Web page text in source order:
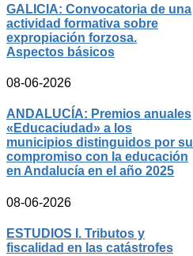
GALICIA: Convocatoria de una
actividad formativa sobre
expropiación forzosa.
Aspectos básicos
08-06-2026
ANDALUCÍA: Premios anuales
«Educaciudad» a los
municipios distinguidos por su
compromiso con la educación
en Andalucía en el año 2025
08-06-2026
ESTUDIOS I. Tributos y
fiscalidad en las catástrofes